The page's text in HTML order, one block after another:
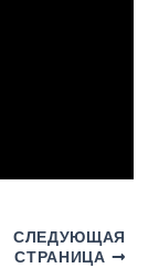
СЛЕДУЮЩАЯ
СТРАНИЦА